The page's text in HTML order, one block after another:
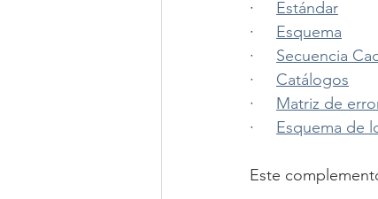
· Estándar
· Esquema
· Secuencia
· Catálogos
· Matriz de
· Esquema de
Este